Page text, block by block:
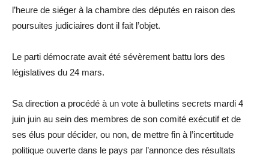
l’heure de siéger à la chambre des députés en raison des
poursuites judiciaires dont il fait l’objet.
Le parti démocrate avait été sévèrement battu lors des
législatives du 24 mars.
Sa direction a procédé à un vote à bulletins secrets mardi 4
juin juin au sein des membres de son comité exécutif et de
ses élus pour décider, ou non, de mettre fin à l’incertitude
politique ouverte dans le pays par l’annonce des résultats